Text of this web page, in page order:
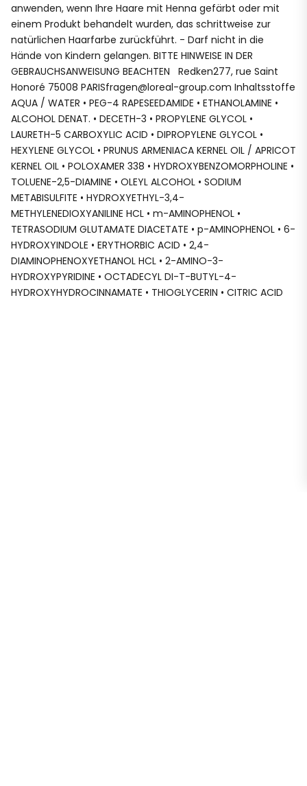
anwenden, wenn Ihre Haare mit Henna gefärbt oder mit
einem Produkt behandelt wurden, das schrittweise zur
natürlichen Haarfarbe zurückführt. - Darf nicht in die
Hände von Kindern gelangen. BITTE HINWEISE IN DER
GEBRAUCHSANWEISUNG BEACHTEN Redken277, rue Saint
Honoré 75008 PARISfragen@loreal-group.com Inhaltsstoffe
AQUA / WATER • PEG-4 RAPESEEDAMIDE • ETHANOLAMINE •
ALCOHOL DENAT. • DECETH-3 • PROPYLENE GLYCOL •
LAURETH-5 CARBOXYLIC ACID • DIPROPYLENE GLYCOL •
HEXYLENE GLYCOL • PRUNUS ARMENIACA KERNEL OIL / APRICOT
KERNEL OIL • POLOXAMER 338 • HYDROXYBENZOMORPHOLINE •
TOLUENE-2,5-DIAMINE • OLEYL ALCOHOL • SODIUM
METABISULFITE • HYDROXYETHYL-3,4-
METHYLENEDIOXYANILINE HCL • m-AMINOPHENOL •
TETRASODIUM GLUTAMATE DIACETATE • p-AMINOPHENOL • 6-
HYDROXYINDOLE • ERYTHORBIC ACID • 2,4-
DIAMINOPHENOXYETHANOL HCL • 2-AMINO-3-
HYDROXYPYRIDINE • OCTADECYL DI-T-BUTYL-4-
HYDROXYHYDROCINNAMATE • THIOGLYCERIN • CITRIC ACID